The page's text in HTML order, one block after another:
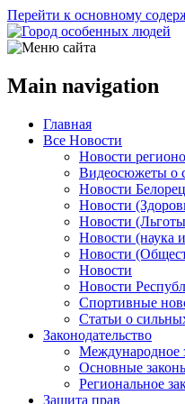
Перейти к основному
Main navigation
Главная
Все Новости
Новости
Видеосюжеты о
Новости
Новости
Новости
Новости (наука
Новости
Новости
Новости
Спортивные
Статьи о
Законодательство
Международное
Основные
Региональное
Защита прав